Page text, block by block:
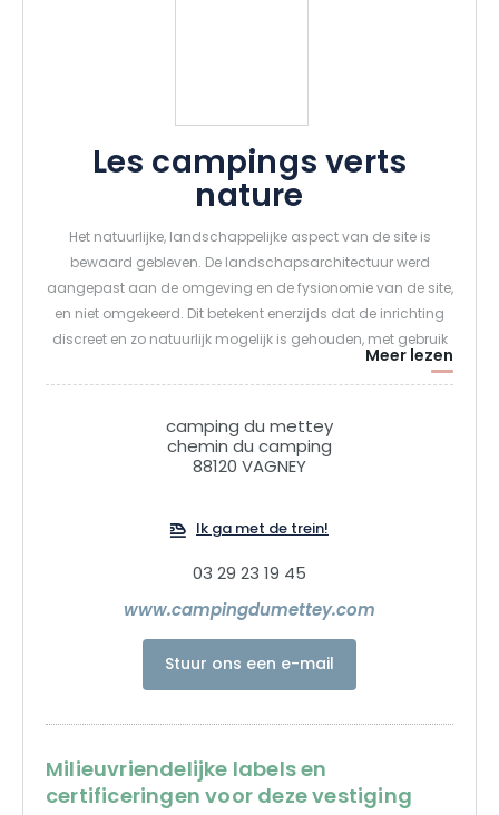
Les campings verts
nature
Het natuurlijke, landschappelijke aspect van de site is
bewaard gebleven. De landschapsarchitectuur werd
aangepast aan de omgeving en de fysionomie van de site,
en niet omgekeerd. Dit betekent enerzijds dat de inrichting
discreet en zo natuurlijk mogelijk is gehouden, met gebruik
van materialen die op het terrein voorkomen en natuurlijke
soorten die in onze regio voorkomen. Overvloedige
vegetatie, een functioneel maar niet verstedelijkt terrein om
uitbreidingen en bruggen te creëren tussen de leefruimtes
en het natuurgebied.
Camping Mettey is milieuvriendelijk en volgt het Europese
Meer lezen
camping du mettey
chemin du camping
88120 VAGNEY
Ik ga met de trein!
03 29 23 19 45
www.campingdumettey.com
Stuur ons een e-mail
Milieuvriendelijke labels en
certificeringen voor deze vestiging